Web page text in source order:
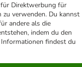
Direktwerbung für
zu verwenden. Du kannst
andere als die
indem du den
findest du